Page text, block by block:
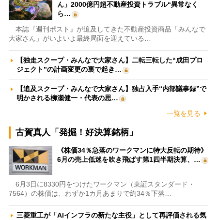
ん」2000億円超不動産投資トラブル“異常なく
ら…
本誌『週刊ポスト』が追及してきた不動産投資商品「みんなで
大家さん」がいよいよ最終局面を迎えている…
【独走スクープ・みんなで大家さん】二転三転した“成田プロ
ジェクト”の計画変更の裏で起き…
【追及スクープ・みんなで大家さん】独占入手“内部議事録”で
明かされる柳瀬健一・代表の思…
一覧を見る
古賀真人「発掘！好決算銘柄」
《株価34％急落のワークマンに特大反転の期待》
6月の売上低迷を吹き飛ばす第1四半期決算、…
6月3日に8330円をつけたワークマン（東証スタンダード・
7564）の株価は、わずか1カ月あまりで約34％下落…
三菱重工が「AIインフラの新たな主役」として再評価される気